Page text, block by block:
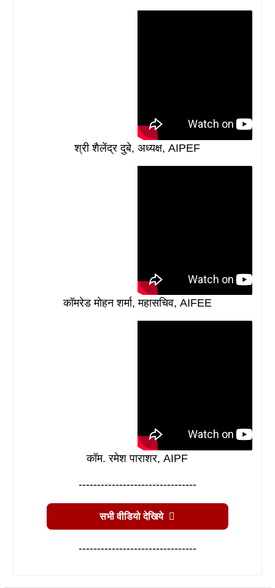
श्री शैलेंद्र दुबे, अध्यक्ष, AIPEF
कॉमरेड मोहन शर्मा, महासचिव, AIFEE
कॉम. रमेश पाराशर, AIPF
--------------------------------
सभी वीडियो देखिये
--------------------------------